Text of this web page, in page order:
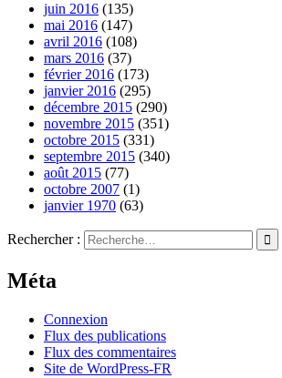
juin 2016 (135)
mai 2016 (147)
avril 2016 (108)
mars 2016 (37)
février 2016 (173)
janvier 2016 (295)
décembre 2015 (290)
novembre 2015 (351)
octobre 2015 (331)
septembre 2015 (340)
août 2015 (77)
octobre 2007 (1)
janvier 1970 (63)
Rechercher :
Méta
Connexion
Flux des publications
Flux des commentaires
Site de WordPress-FR